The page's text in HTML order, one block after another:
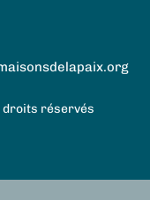
droits réservés